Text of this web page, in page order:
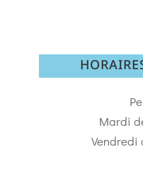
Mardi
Vendredi